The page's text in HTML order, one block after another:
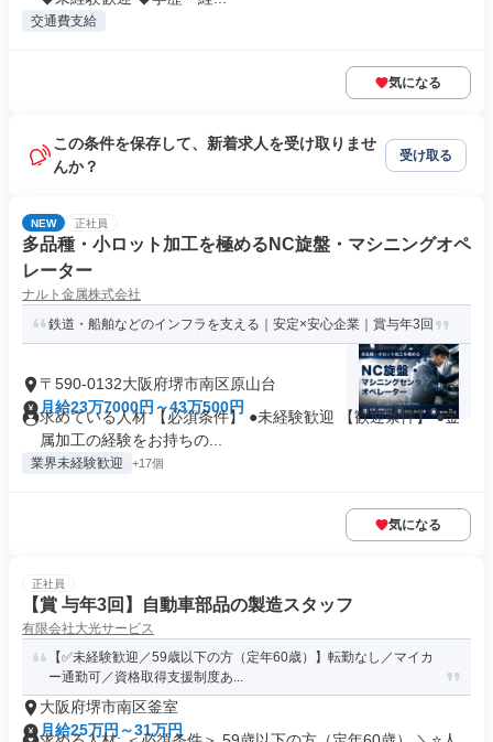
交通費支給
気になる
この条件を保存して、新着求人を受け取りませ
んか？
受け取る
NEW 正社員
多品種・小ロット加工を極めるNC旋盤・マシニングオペ
レーター
ナルト金属株式会社
鉄道・船舶などのインフラを支える｜安定×安心企業｜賞与年3回
〒590-0132大阪府堺市南区原山台
月給23万7000円～43万500円
求めている人材 【必須条件】 ●未経験歓迎 【歓迎条件】 ●金
属加工の経験をお持ちの...
業界未経験歓迎 +17個
気になる
正社員
【賞 与年3回】自動車部品の製造スタッフ
有限会社大光サービス
【✅未経験歓迎／59歳以下の方（定年60歳）】転勤なし／マイカ
ー通勤可／資格取得支援制度あ...
大阪府堺市南区釜室
月給25万円～31万円